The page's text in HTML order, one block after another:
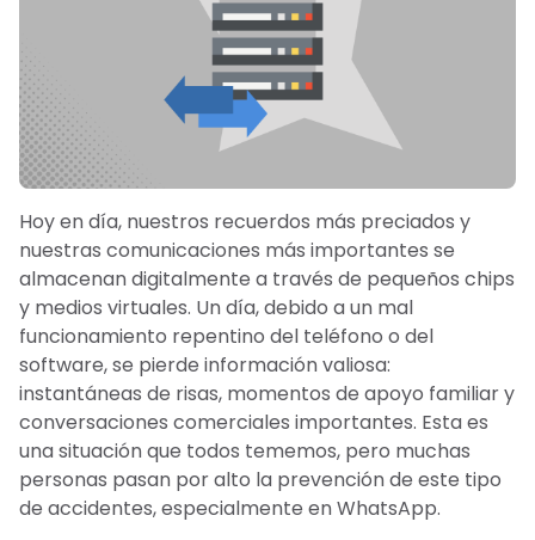
Hoy en día, nuestros recuerdos más preciados y
nuestras comunicaciones más importantes se
almacenan digitalmente a través de pequeños chips
y medios virtuales. Un día, debido a un mal
funcionamiento repentino del teléfono o del
software, se pierde información valiosa:
instantáneas de risas, momentos de apoyo familiar y
conversaciones comerciales importantes. Esta es
una situación que todos tememos, pero muchas
personas pasan por alto la prevención de este tipo
de accidentes, especialmente en WhatsApp.